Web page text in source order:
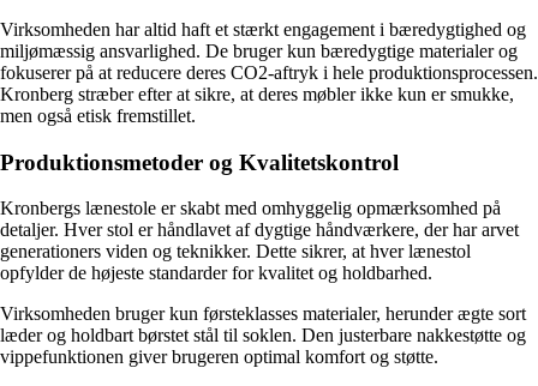
Virksomheden har altid haft et stærkt engagement i bæredygtighed og
miljømæssig ansvarlighed. De bruger kun bæredygtige materialer og
fokuserer på at reducere deres CO2-aftryk i hele produktionsprocessen.
Kronberg stræber efter at sikre, at deres møbler ikke kun er smukke,
men også etisk fremstillet.
Produktionsmetoder og Kvalitetskontrol
Kronbergs lænestole er skabt med omhyggelig opmærksomhed på
detaljer. Hver stol er håndlavet af dygtige håndværkere, der har arvet
generationers viden og teknikker. Dette sikrer, at hver lænestol
opfylder de højeste standarder for kvalitet og holdbarhed.
Virksomheden bruger kun førsteklasses materialer, herunder ægte sort
læder og holdbart børstet stål til soklen. Den justerbare nakkestøtte og
vippefunktionen giver brugeren optimal komfort og støtte.